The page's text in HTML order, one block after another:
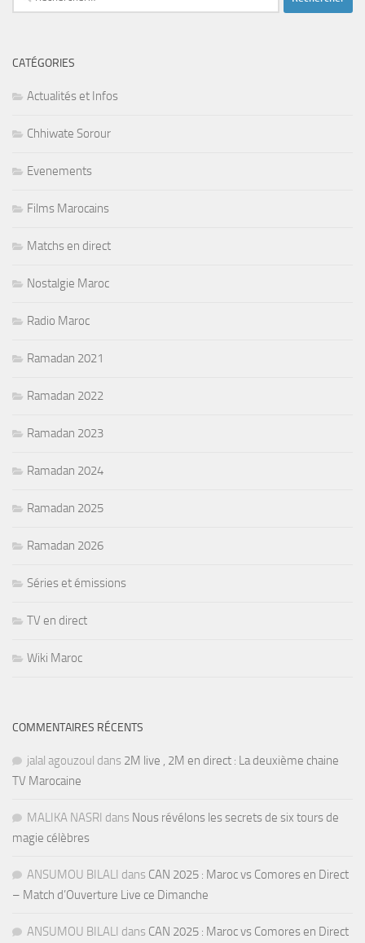
CATÉGORIES
Actualités et Infos
Chhiwate Sorour
Evenements
Films Marocains
Matchs en direct
Nostalgie Maroc
Radio Maroc
Ramadan 2021
Ramadan 2022
Ramadan 2023
Ramadan 2024
Ramadan 2025
Ramadan 2026
Séries et émissions
TV en direct
Wiki Maroc
COMMENTAIRES RÉCENTS
jalal agouzoul dans 2M live , 2M en direct : La deuxième chaine
TV Marocaine
MALIKA NASRI dans Nous révélons les secrets de six tours de
magie célèbres
ANSUMOU BILALI dans CAN 2025 : Maroc vs Comores en Direct
– Match d’Ouverture Live ce Dimanche
ANSUMOU BILALI dans CAN 2025 : Maroc vs Comores en Direct